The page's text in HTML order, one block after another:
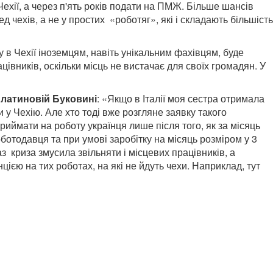
а через п'ять років подати на ПМЖ. Більше шансів
чехів, а не у простих «роботяг», які і складають більшість
Чехії іноземцям, навіть унікальним фахівцям, буде
оскільки місць не вистачає для своїх громадян. У
Буковині: «Якщо в Італії моя сестра отримала
у Чехію. Але хто тоді вже розгляне заявку такого
на роботу українця лише після того, як за місяць
та при умові заробітку на місяць розміром у 3
змусила звільняти і місцевих працівників, а
на тих роботах, на які не йдуть чехи. Наприклад, тут